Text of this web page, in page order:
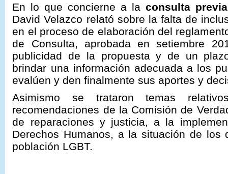
En lo que concierne a la consulta
David Velazco relató sobre la falta de
en el proceso de elaboración del
de Consulta, aprobada en setiembre
publicidad de la propuesta y de un
brindar una información adecuada a los
evalúen y den finalmente sus aportes y
Asimismo se trataron temas
recomendaciones de la Comisión de
de reparaciones y justicia, a la
Derechos Humanos, a la situación de
población LGBT.